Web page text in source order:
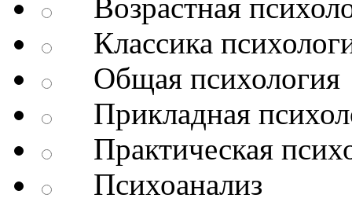
Возрастная
Классика
Общая психология
Прикладная
Практическая
Психоанализ